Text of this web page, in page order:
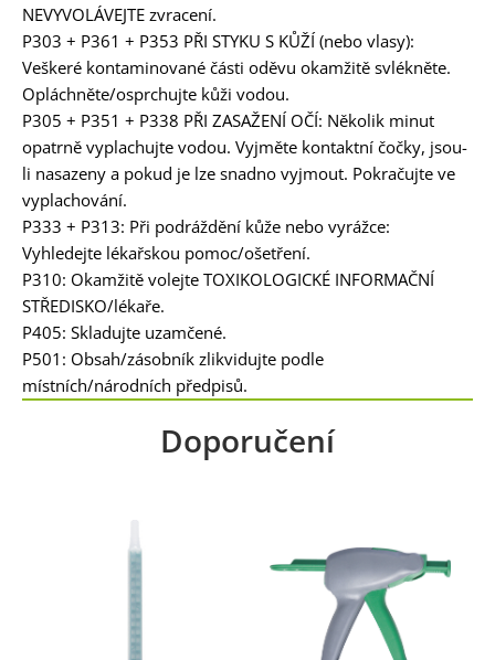
NEVYVOLÁVEJTE zvracení.
P303 + P361 + P353 PŘI STYKU S KŮŽÍ (nebo vlasy):
Veškeré kontaminované části oděvu okamžitě svlékněte.
Opláchněte/osprchujte kůži vodou.
P305 + P351 + P338 PŘI ZASAŽENÍ OČÍ: Několik minut
opatrně vyplachujte vodou. Vyjměte kontaktní čočky, jsou-
li nasazeny a pokud je lze snadno vyjmout. Pokračujte ve
vyplachování.
P333 + P313: Při podráždění kůže nebo vyrážce:
Vyhledejte lékařskou pomoc/ošetření.
P310: Okamžitě volejte TOXIKOLOGICKÉ INFORMAČNÍ
STŘEDISKO/lékaře.
P405: Skladujte uzamčené.
P501: Obsah/zásobník zlikvidujte podle
místních/národních předpisů.
Doporučení